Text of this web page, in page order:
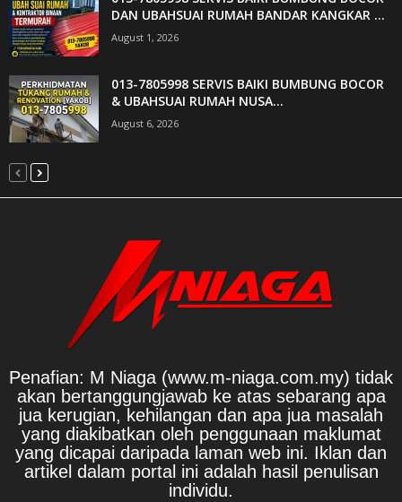
DAN UBAHSUAI RUMAH BANDAR KANGKAR ...
August 1, 2026
013-7805998 SERVIS BAIKI BUMBUNG BOCOR
& UBAHSUAI RUMAH NUSA...
August 6, 2026
Penafian: M Niaga (www.m-niaga.com.my) tidak
akan bertanggungjawab ke atas sebarang apa
jua kerugian, kehilangan dan apa jua masalah
yang diakibatkan oleh penggunaan maklumat
yang dicapai daripada laman web ini. Iklan dan
artikel dalam portal ini adalah hasil penulisan
individu.